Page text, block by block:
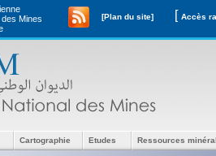
Mines
[Plan du site] [
Cartographie Etudes Ressources